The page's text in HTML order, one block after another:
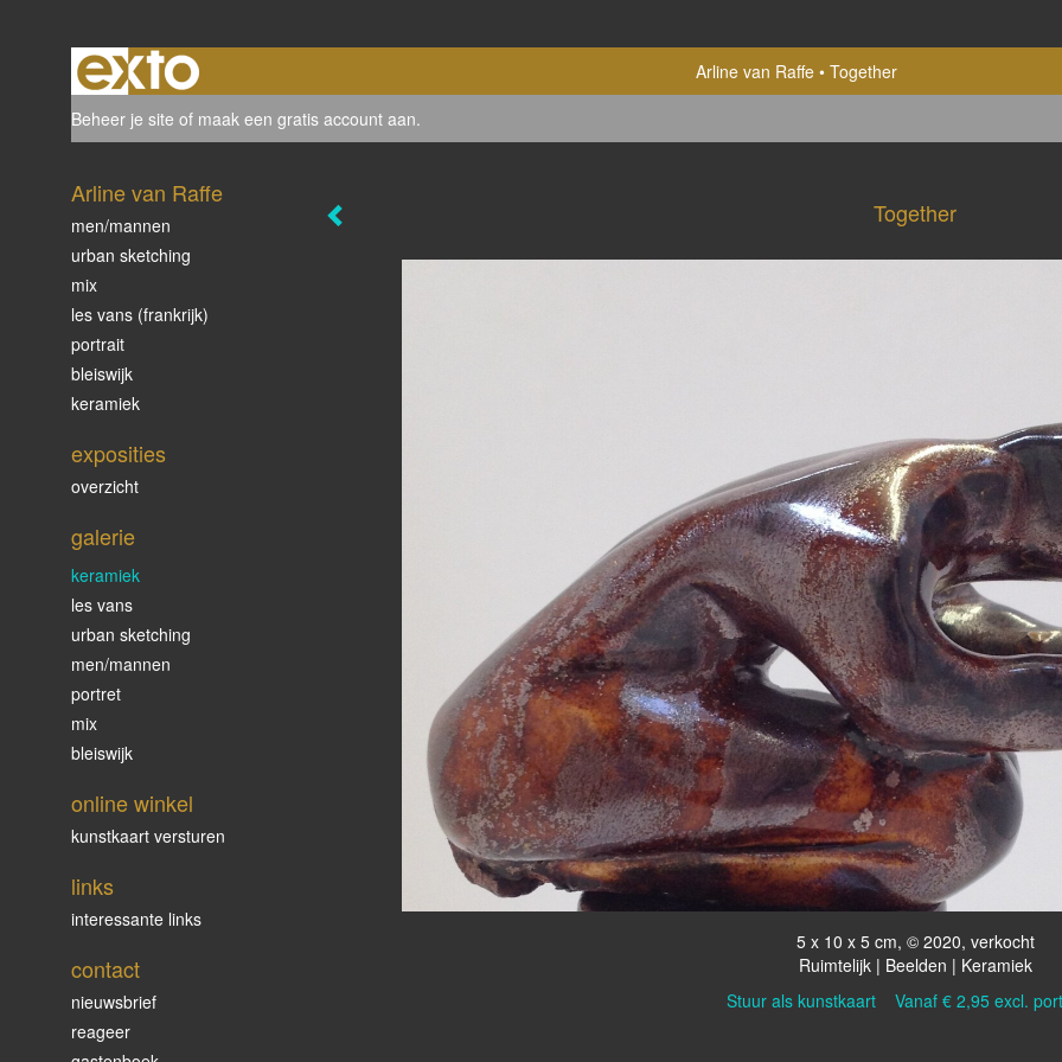
Arline van Raffe
Together
Beheer je site of maak een gratis account aan.
Together
5 x 10 x 5 cm, © 2020, verkocht
Ruimtelijk | Beelden | Keramiek
Stuur als kunstkaart Vanaf € 2,95 excl.
Arline van Raffe
men/mannen
urban sketching
mix
les vans (frankrijk)
portrait
bleiswijk
keramiek
exposities
overzicht
galerie
keramiek
les vans
urban sketching
men/mannen
portret
mix
bleiswijk
online winkel
kunstkaart versturen
links
interessante links
contact
nieuwsbrief
reageer